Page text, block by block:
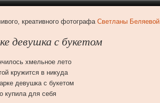
креативного фотографа Светланы Беляевой.
девушка с букетом
хмельное лето
кружится в никуда
девушка с букетом
купила для себя